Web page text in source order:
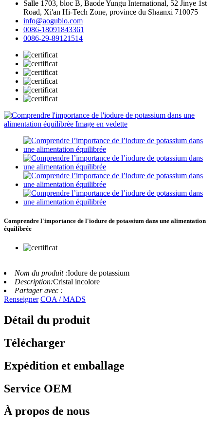
Salle 1703, bloc B, Baode Yungu International, 52 Jinye 1st
Road, Xi'an Hi-Tech Zone, province du Shaanxi 710075
info@aogubio.com
0086-18091843361
0086-29-89121514
Comprendre l'importance de l'iodure de potassium dans une alimentation
équilibrée
Nom du produit :Iodure de potassium
Description:Cristal incolore
Partager avec :
Renseigner COA / MADS
Détail du produit
Télécharger
Expédition et emballage
Service OEM
À propos de nous